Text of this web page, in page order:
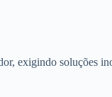
exigindo soluções